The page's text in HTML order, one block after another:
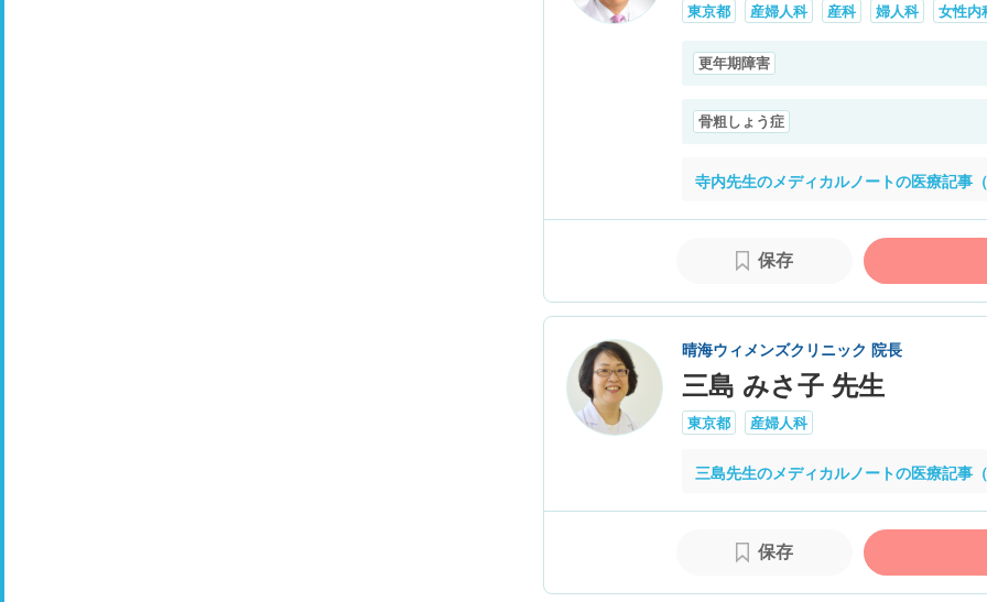
東京都 産婦人科 産科 婦人科 女性内
更年期障害
骨粗しょう症
寺内先生のメディカルノートの医療記事
保存
晴海ウィメンズクリニック 院長
三島 みさ子 先生
東京都 産婦人科
三島先生のメディカルノートの医療記事
保存